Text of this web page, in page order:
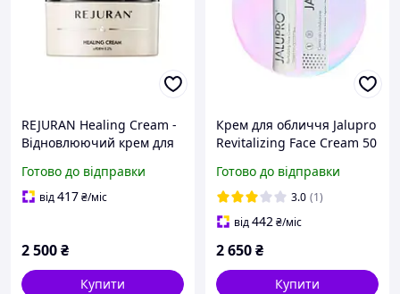
REJURAN Healing Cream -
Bідновлюючий крем для
органічними оліями,
50мл
Готово до відправки
від417₴/міс
2 500₴
Купити
Крем для обличчя Jalupro
Revitalizing Face Cream 50
Готово до відправки
3.0 (1)
від442₴/міс
2 650₴
Купити